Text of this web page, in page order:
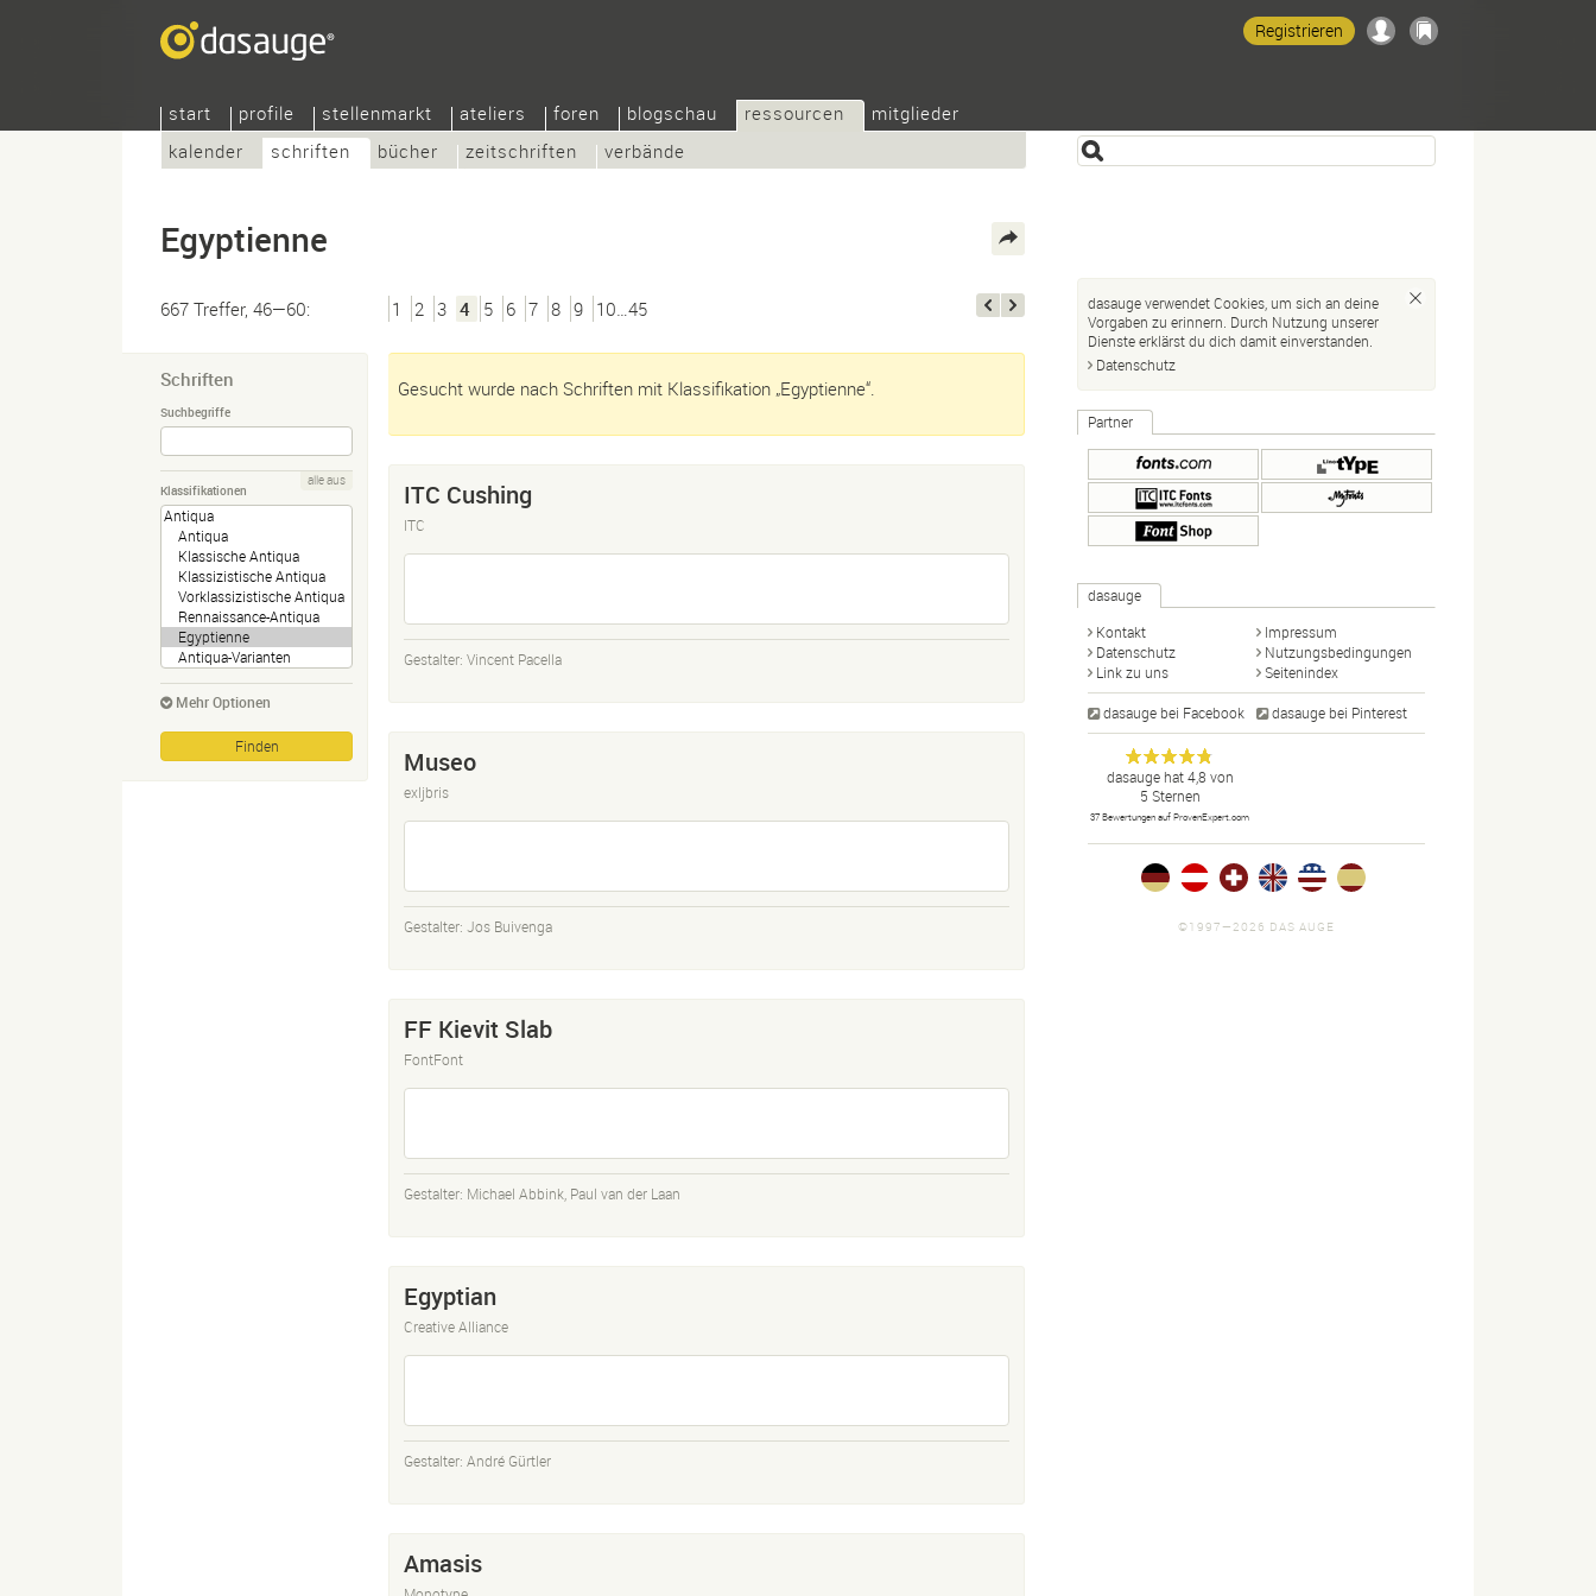
start profile stellenmarkt ateliers foren blogschau
ressourcen
kalender
schriften bücher zeitschriften verbände
mitglieder
Registrieren
Egyptienne
667 Treffer, 46—60: 1 2 3 4 5 6 7 8 9 10…45
Schriften
Suchbegriffe
Klassifikationen
alle aus
Mehr Optionen
Gesucht wurde nach Schriften mit Klassifikation „Egyptienne“.
ITC Cushing
ITC
Gestalter: Vincent Pacella
Museo
exljbris
Gestalter: Jos Buivenga
FF Kievit Slab
FontFont
Gestalter: Michael Abbink Paul van der Laan
Egyptian
Creative Alliance
Gestalter: André Gürtler
Amasis
dasauge verwendet Cookies, um sich an deine
Vorgaben zu erinnern. Durch Nutzung unserer
Dienste erklärst du dich damit einverstanden.
Datenschutz
Partner
dasauge
Kontakt
Impressum
Datenschutz
Nutzungsbedingungen
Link zu uns
Seitenindex
dasauge bei Facebook dasauge bei Pinterest
dasauge
Designer,
Fotografen,
Agenturen,
Portfolios
und Jobs.
Anonym
dasaugehat4,8 von
5 Sternen
37 Bewertungen auf ProvenExpert.com
©1997—2026 DAS AUGE